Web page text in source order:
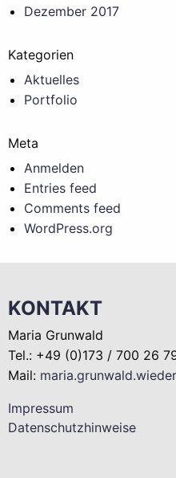
Dezember 2017
Kategorien
Aktuelles
Portfolio
Meta
Anmelden
Entries feed
Comments feed
WordPress.org
KONTAKT
Maria Grunwald
Tel.: +49 (0)173 / 700 26
Mail:
Impressum
Datenschutzhinweise